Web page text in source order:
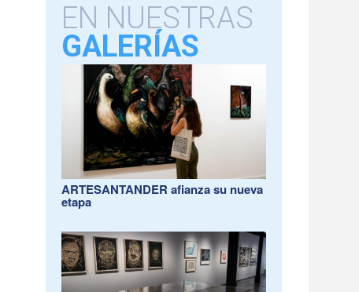
EN NUESTRAS
GALERÍAS
ARTESANTANDER afianza su nueva
etapa